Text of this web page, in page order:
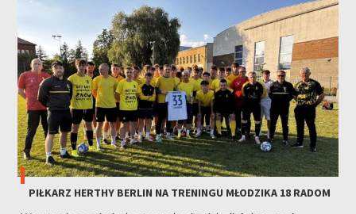
PIŁKARZ HERTHY BERLIN NA TRENINGU MŁODZIKA 18 RADOM